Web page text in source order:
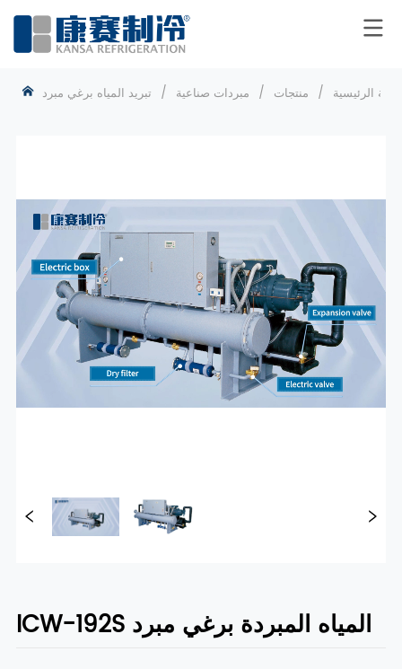
الرئيسية / منتجات / مبردات صناعية / تبريد المياه برغي مبرد
ICW-192S المياه المبردة برغي مبرد